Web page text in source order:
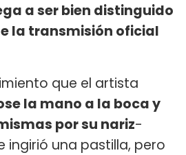
a ser bien distinguido
la transmisión oficial
que el artista
la mano a la boca y
por su nariz-
ingirió una pastilla, pero